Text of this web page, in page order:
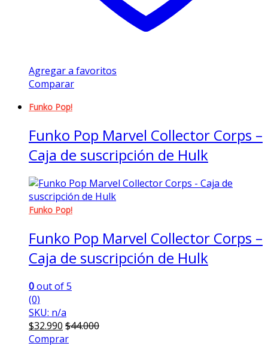
Agregar a favoritos
Comparar
Funko Pop!
Funko Pop Marvel Collector Corps –
Caja de suscripción de Hulk
Funko Pop!
Funko Pop Marvel Collector Corps –
Caja de suscripción de Hulk
0out of 5
(0)
SKU: n/a
$32.990 $44.000
Comprar